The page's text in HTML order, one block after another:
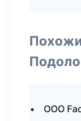
ООО